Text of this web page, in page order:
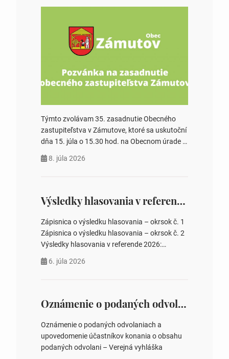
Týmto zvolávam 35. zasadnutie Obecného
zastupiteľstva v Zámutove, ktoré sa uskutoční
dňa 15. júla o 15.30 hod. na Obecnom úrade v
rokovania 2. Schválenie návrhovej komisie a
zastupiteľstiev, počtu poslancov obecných
zastupiteľstiev v nich 4. Schválenie odpredaja
obecného pozemku –…
8. júla 2026
Výsledky hlasovania v referende 2026
Zápisnica o výsledku hlasovania – okrsok č. 1
Zápisnica o výsledku hlasovania – okrsok č. 2
Výsledky hlasovania v referende 2026:
na hlasovaní https://www.volbysr.sk/…
6. júla 2026
Oznámenie o podaných odvolaniach a upovedomenie účastníkov konania o obsahu podaných odvolani – Verejná vyhláška
Oznámenie o podaných odvolaniach a
upovedomenie účastníkov konania o obsahu
podaných odvolani – Verejná vyhláška